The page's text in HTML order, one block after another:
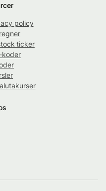
policy
ticker
koder